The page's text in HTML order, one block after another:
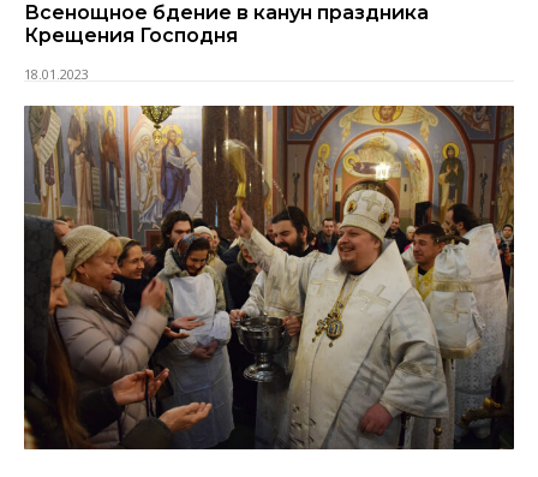
Всенощное бдение в канун праздника
Крещения Господня
18.01.2023